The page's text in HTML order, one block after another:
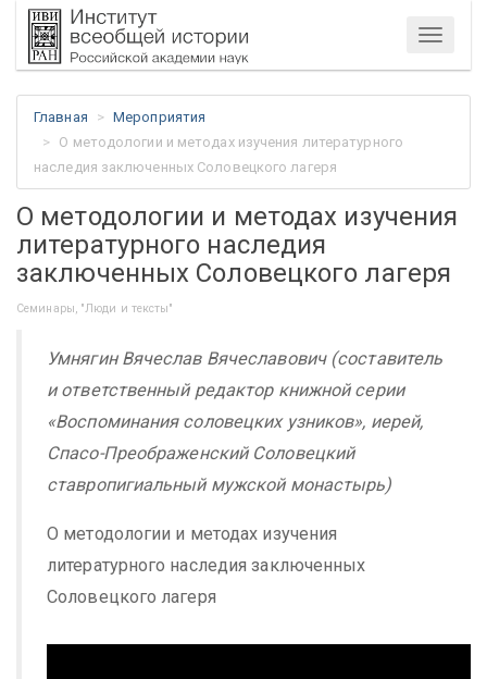
Меню
Главная
Мероприятия
О методологии и методах изучения литературного
наследия заключенных Соловецкого лагеря
О методологии и методах изучения
литературного наследия
заключенных Соловецкого лагеря
Семинары, "Люди и тексты"
Умнягин Вячеслав Вячеславович (составитель
и ответственный редактор книжной серии
«Воспоминания соловецких узников», иерей,
Спасо-Преображенский Соловецкий
ставропигиальный мужской монастырь)
О методологии и методах изучения
литературного наследия заключенных
Соловецкого лагеря